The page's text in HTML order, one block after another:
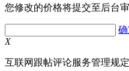
您修改的价格将提交至后台
X
互联网跟帖评论服务管理规定